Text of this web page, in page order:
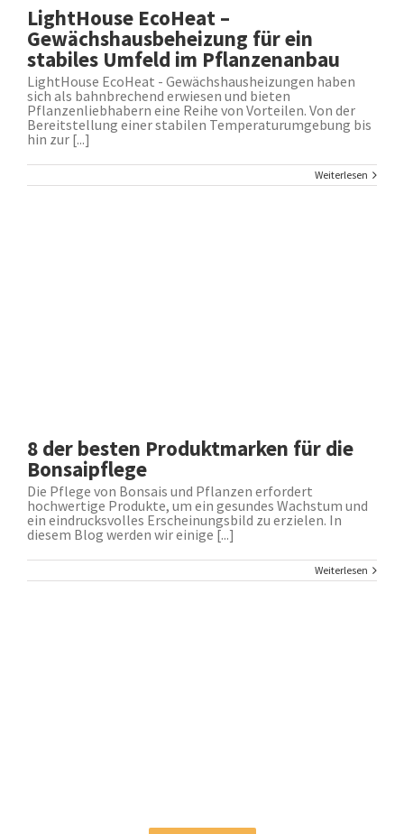
LightHouse EcoHeat –
Gewächshausbeheizung für ein
stabiles Umfeld im Pflanzenanbau
LightHouse EcoHeat - Gewächshausheizungen haben
sich als bahnbrechend erwiesen und bieten
Pflanzenliebhabern eine Reihe von Vorteilen. Von der
Bereitstellung einer stabilen Temperaturumgebung bis
hin zur [...]
Weiterlesen
8 der besten Produktmarken für die
Bonsaipflege
Die Pflege von Bonsais und Pflanzen erfordert
hochwertige Produkte, um ein gesundes Wachstum und
ein eindrucksvolles Erscheinungsbild zu erzielen. In
diesem Blog werden wir einige [...]
Weiterlesen